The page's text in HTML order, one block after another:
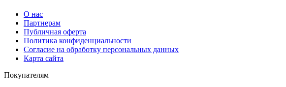
О нас
Партнерам
Публичная оферта
Политика конфиденциальности
Согласие на обработку персональных данных
Карта сайта
Покупателям